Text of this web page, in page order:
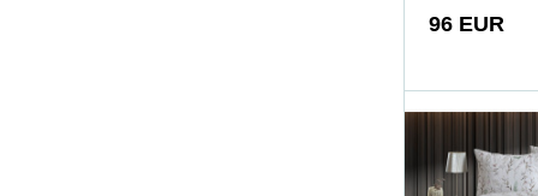
Elegantné
svetlom
vyvážený a
pokoj,
vidieckej
96 EUR